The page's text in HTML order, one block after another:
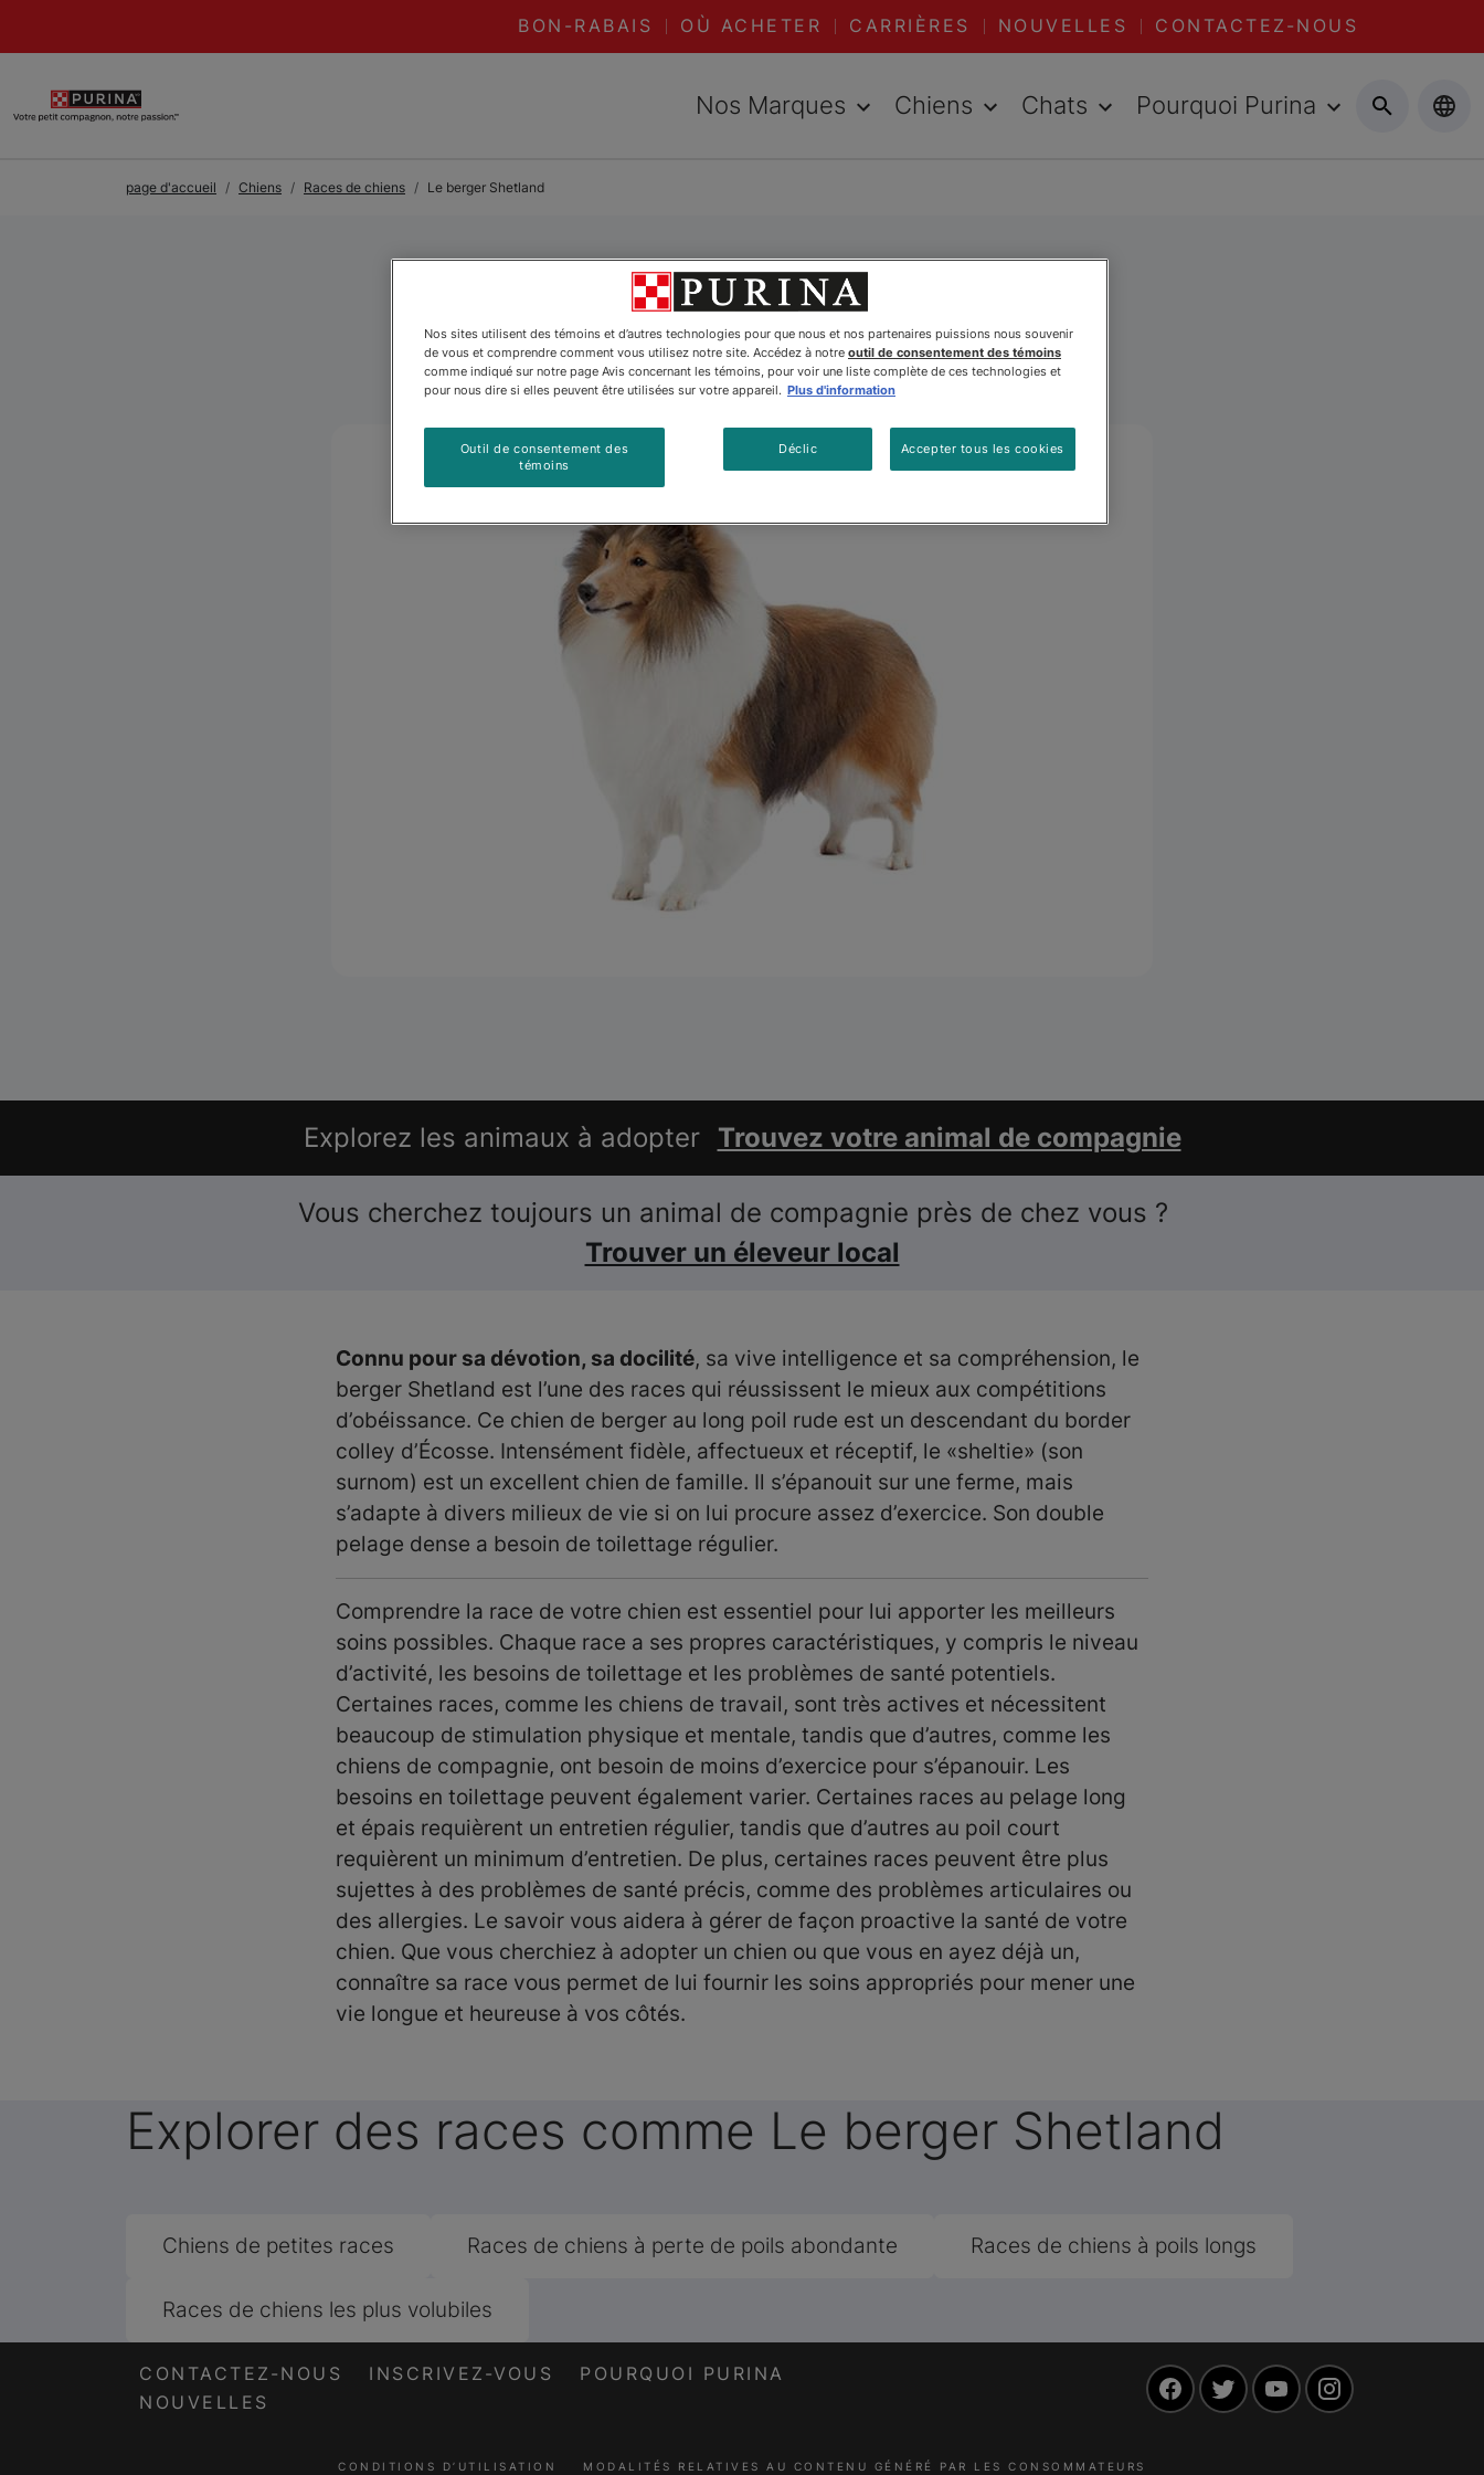
BON-RABAIS OÙ ACHETER CARRIÈRES NOUVELLES CONTACTEZ-NOUS
Nos Marques Chiens Chats Pourquoi Purina
page d'accueil Chiens Races de chiens Le berger Shetland
Le Berger Shetland
Explorez les animaux à adopter Trouvez votre animal de compagnie
Vous cherchez toujours un animal de compagnie près de chez vous ?
Trouver un éleveur local
Connu pour sa dévotion, sa docilité, sa vive intelligence et sa compréhension, le
berger Shetland est l’une des races qui réussissent le mieux aux compétitions
d’obéissance. Ce chien de berger au long poil rude est un descendant du border
colley d’Écosse. Intensément fidèle, affectueux et réceptif, le «sheltie» (son
surnom) est un excellent chien de famille. Il s’épanouit sur une ferme, mais
s’adapte à divers milieux de vie si on lui procure assez d’exercice. Son double
pelage dense a besoin de toilettage régulier.
Comprendre la race de votre chien est essentiel pour lui apporter les meilleurs
soins possibles. Chaque race a ses propres caractéristiques, y compris le niveau
d’activité, les besoins de toilettage et les problèmes de santé potentiels.
Certaines races, comme les chiens de travail, sont très actives et nécessitent
beaucoup de stimulation physique et mentale, tandis que d’autres, comme les
chiens de compagnie, ont besoin de moins d’exercice pour s’épanouir. Les
besoins en toilettage peuvent également varier. Certaines races au pelage long
et épais requièrent un entretien régulier, tandis que d’autres au poil court
requièrent un minimum d’entretien. De plus, certaines races peuvent être plus
sujettes à des problèmes de santé précis, comme des problèmes articulaires ou
des allergies. Le savoir vous aidera à gérer de façon proactive la santé de votre
chien. Que vous cherchiez à adopter un chien ou que vous en ayez déjà un,
connaître sa race vous permet de lui fournir les soins appropriés pour mener une
vie longue et heureuse à vos côtés.
Explorer des races comme Le berger Shetland
Chiens de petites races Races de chiens à perte de poils abondante Races de chiens à poils longs
Races de chiens les plus volubiles
CONTACTEZ-NOUS INSCRIVEZ-VOUS
POURQUOI PURINA
NOUVELLES
FacebookTwitter YouTube
CONDITIONS D’UTILISATION MODALITÉS RELATIVES AU CONTENU GÉNÉRÉ PAR LES CONSOMMATEURS
Nos sites utilisent des témoins et d’autres technologies pour que nous et nos partenaires puissions nous souvenir
de vous et comprendre comment vous utilisez notre site. Accédez à notre outil de consentement des témoins
comme indiqué sur notre page Avis concernant les témoins, pour voir une liste complète de ces technologies et
pour nous dire si elles peuvent être utilisées sur votre appareil. Plus d'information
Déclic Accepter tous les cookies
Outil de consentement des
témoins